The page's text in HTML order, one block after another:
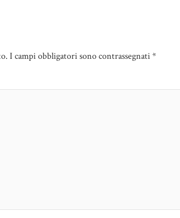
I campi obbligatori sono contrassegnati*